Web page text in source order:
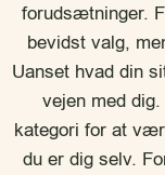
forudsætninger.
bevidst valg,
Uanset hvad din
vejen med
kategori for at
du er dig selv.